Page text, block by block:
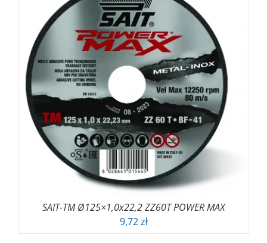
SAIT-TM Ø125×1,0x22,2 ZZ60T POWER MAX
9,72zł